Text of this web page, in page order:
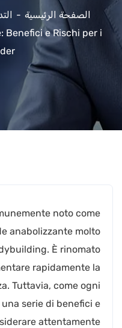
الصفحة الرئيسية
Benefici e Rischi per i
noto come
anabolizzante molto
È rinomato
rapidamente la
Tuttavia, come ogni
serie di benefici e
attentamente.